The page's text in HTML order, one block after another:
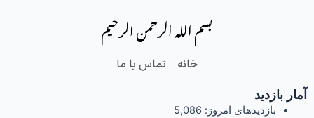
بسم الله الرحمن الرحیم
خانه تماس با ما
آمار بازدید
بازدیدهای امروز: 5,086